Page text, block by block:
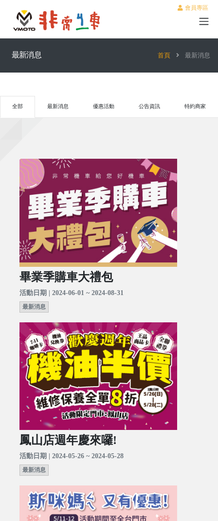
會員專區
最新消息 首頁 最新消息
全部 最新消息 優惠活動 公告資訊 特約商家
畢業季購車大禮包
活動日期 | 2024-06-01 ~ 2024-08-31
最新消息
鳳山店週年慶來囉!
活動日期 | 2024-05-26 ~ 2024-05-28
最新消息